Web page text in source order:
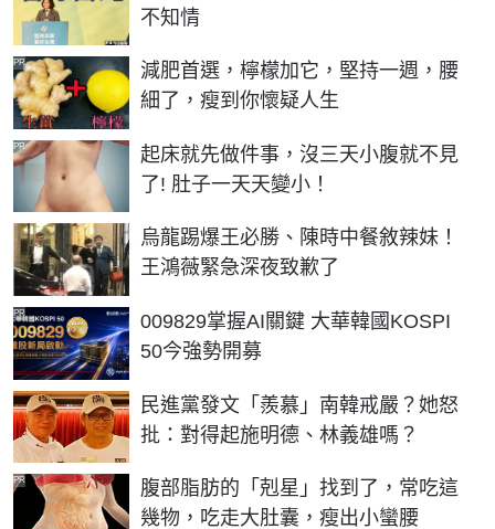
不知情
減肥首選，檸檬加它，堅持一週，腰
細了，瘦到你懷疑人生
PR
起床就先做件事，沒三天小腹就不見
了! 肚子一天天變小！
PR
烏龍踢爆王必勝、陳時中餐敘辣妹！
王鴻薇緊急深夜致歉了
009829掌握AI關鍵 大華韓國KOSPI
50今強勢開募
PR
民進黨發文「羨慕」南韓戒嚴？她怒
批：對得起施明德、林義雄嗎？
腹部脂肪的「剋星」找到了，常吃這
幾物，吃走大肚囊，瘦出小蠻腰
PR